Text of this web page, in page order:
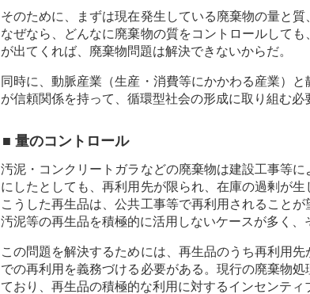
そのために、まずは現在発生している廃棄物の量と質
なぜなら、どんなに廃棄物の質をコントロールして
が出てくれば、廃棄物問題は解決できないからだ。
同時に、動脈産業（生産・消費等にかかわる産業）
が信頼関係を持って、循環型社会の形成に取り組む必
■ 量のコントロール
汚泥・コンクリートガラなどの廃棄物は建設工事等
にしたとしても、再利用先が限られ、在庫の過剰が生
こうした再生品は、公共工事等で再利用されること
汚泥等の再生品を積極的に活用しないケースが多く、
この問題を解決するためには、再生品のうち再利用
での再利用を義務づける必要がある。現行の廃棄物
ており、再生品の積極的な利用に対するインセンティ